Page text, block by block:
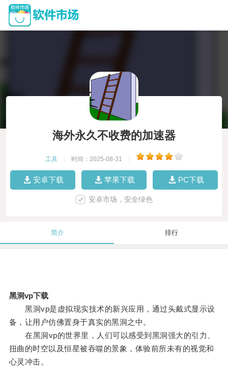
海外永久不收费的加速器
工具 时间：2025-08-31
安卓下载 苹果下载 PC下载
安卓市场，安全绿色
简介 排行
黑洞vp下载
黑洞vp是虚拟现实技术的新兴应用，通过头戴式显示设
备，让用户仿佛置身于真实的黑洞之中。
在黑洞vp的世界里，人们可以感受到黑洞强大的引力、
扭曲的时空以及恒星被吞噬的景象，体验前所未有的视觉和
心灵冲击。